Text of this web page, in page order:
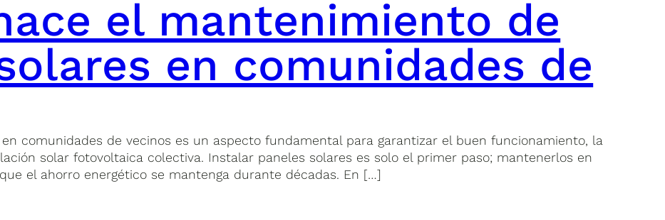
el mantenimiento de
en comunidades de
comunidades de vecinos es un aspecto fundamental para garantizar el buen funcionamiento, la
solar fotovoltaica colectiva. Instalar paneles solares es solo el primer paso; mantenerlos en
el ahorro energético se mantenga durante décadas. En […]